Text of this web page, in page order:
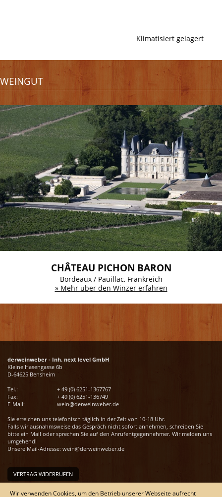
Klimatisiert gelagert
WEINGUT
CHÂTEAU PICHON BARON
Bordeaux / Pauillac, Frankreich
» Mehr über den Winzer erfahren
derweinweber - Inh. next level GmbH
Kleine Hasengasse 6b
D-64625 Bensheim
Tel.:
+ 49 (0) 6251-1367767
Fax:
+ 49 (0) 6251-136749
E-Mail:
wein@derweinweber.de
Sie erreichen uns telefonisch täglich in der Zeit von 10-18 Uhr.
Falls wir ausnahmsweise das Gespräch nicht sofort annehmen, schreiben Sie
bitte ein Mail oder sprechen Sie auf den Anrufentgegennehmer. Wir melden uns
umgehend!
Unsere Mail-Adresse: wein@derweinweber.de
VERTRAG WIDERRUFEN
Unser Service
Wir verwenden Cookies, um den Betrieb unserer Webseite aufrecht